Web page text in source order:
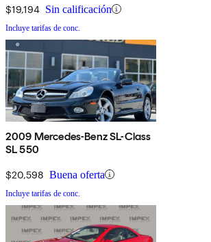
$19,194 Sin calificación
Incluye tarifas de conc.
2009 Mercedes-Benz SL-Class
SL 550
$20,598 Buena oferta
Incluye tarifas de conc.